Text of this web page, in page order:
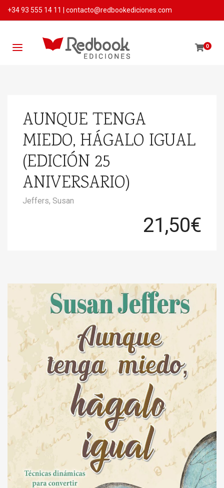
+34 93 555 14 11 contacto@redbookediciones.com
0
AUNQUE TENGA
MIEDO, HÁGALO IGUAL
(EDICIÓN 25
ANIVERSARIO)
Jeffers, Susan
21,50€